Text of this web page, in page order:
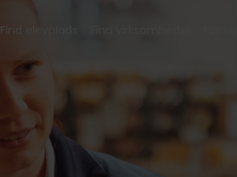
Find elevplads